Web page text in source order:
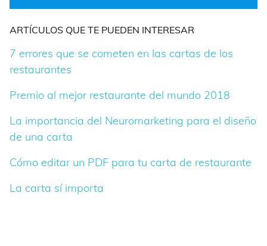
ARTÍCULOS QUE TE PUEDEN INTERESAR
7 errores que se cometen en las cartas de los
restaurantes
Premio al mejor restaurante del mundo 2018
La importancia del Neuromarketing para el diseño
de una carta
Cómo editar un PDF para tu carta de restaurante
La carta sí importa